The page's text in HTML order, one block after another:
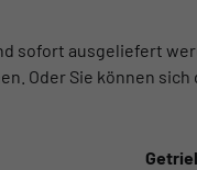
sofort ausgeliefert
Oder Sie können